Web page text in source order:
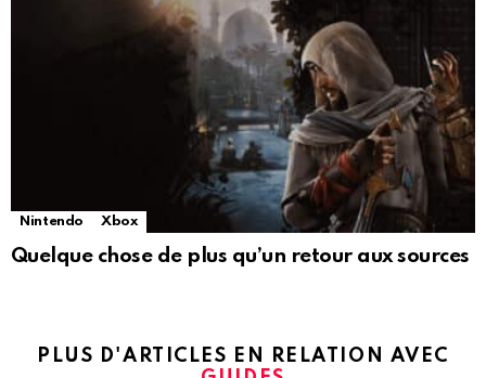
Nintendo Xbox
Quelque chose de plus qu’un retour aux sources
PLUS D'ARTICLES EN RELATION AVEC